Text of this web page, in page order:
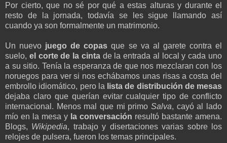
Por cierto, que no sé por qué a estas alturas y durante el
resto de la jornada, todavía se les sigue llamando así
cuando ya son formalmente un matrimonio.
Un nuevo juego de copas que se va al garete contra el
suelo, el corte de la cintade la entrada al local y cada uno
a su sitio. Tenía la esperanza de que nos mezclaran con los
noruegos para ver si nos echábamos unas risas a costa del
embrollo idiomático, pero la lista de distribución de mesas
dejaba claro que querían evitar cualquier tipo de conflicto
internacional. Menos mal que mi primo Salva, cayó al lado
mío en la mesa y la conversación resultó bastante amena.
Blogs, Wikipedia, trabajo y disertaciones varias sobre los
relojes de pulsera, fueron los temas principales.